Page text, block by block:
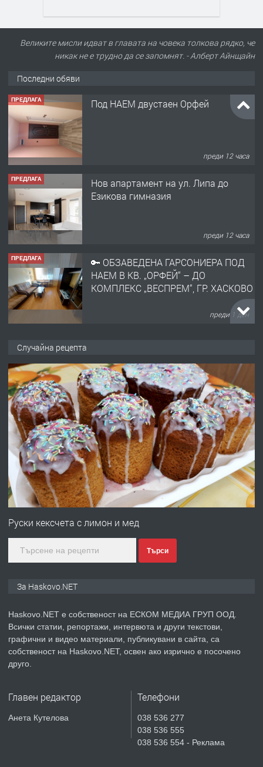
Великите мисли идват в главата на човека толкова рядко, че
никак не е трудно да се запомнят. - Алберт Айнщайн
Последни обяви
ПРЕДЛАГА Под НАЕМ двустаен Орфей
преди 12 часа
ПРЕДЛАГА
Нов апартамент на ул. Липа до
Езикова гимназия
преди 12 часа
ПРЕДЛАГА
🔑 ОБЗАВЕДЕНА ГАРСОНИЕРА ПОД
НАЕМ В КВ. „ОРФЕЙ“ – ДО
КОМПЛЕКС „ВЕСПРЕМ“, ГР. ХАСКОВО
преди 1 ден
АПАРТАМЕНТ В ЦЕНТЪРА НА ГР.
ХАСКОВО
преди 2 дни
ПРЕДЛАГА Давам гараж под наем
преди 2 дни
ПРЕДЛАГА
№4120 Магазин/Офис под наем в кв.
градската градина!
преди 3 дни
ПРЕДЛАГА
Продавам парцел в гр. Хасково кв.
СГЛОБЯВАНЕ НА МЕБЕЛИ.
Случайна рецепта
Руски кексчета с лимон и мед
Търси
За Haskovo.NET
Haskovo.NET е собственост на ЕСКОМ МЕДИА ГРУП ООД.
Всички статии, репортажи, интервюта и други текстови,
графични и видео материали, публикувани в сайта, са
собственост на Haskovo.NET, освен ако изрично е посочено
друго.
Главен редактор
Анета Кутелова
Телефони
038 536 277
038 536 555
038 536 554 - Реклама